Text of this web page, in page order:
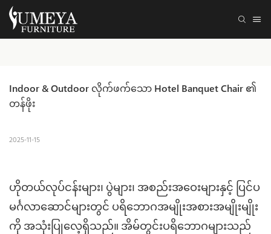
Indoor & Outdoor လိုက်ဖက်သော Hotel Banquet Chair ၏
တန်ဖိုး
2025-11-15
ဟိုတယ်လုပ်ငန်းများ၊ ပွဲများ၊ အစည်းအဝေးများနှင့် ပြင်ပ
မင်္ဂလာဆောင်များတွင် ပရိဘောဂအမျိုးအစားအမျိုးမျိုး
ကို အသုံးပြုလေ့ရှိသည်။ အိမ်တွင်းပရိဘောဂများသည်